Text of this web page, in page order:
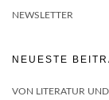
NEWSLETTER
NEUESTE
VON LITERATUR